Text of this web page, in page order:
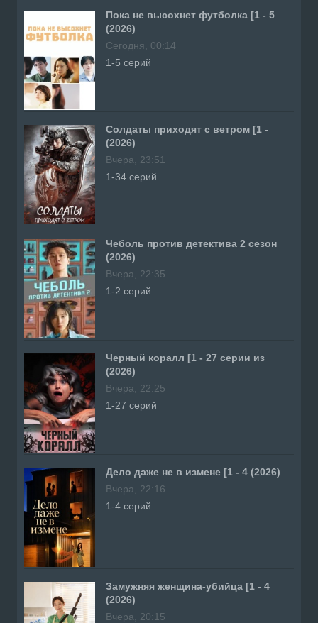
Пока не высохнет футболка [1 - 5
(2026)
Сегодня, 00:14
1-5 серий
Солдаты приходят с ветром [1 -
(2026)
Вчера, 23:51
1-34 серий
Чеболь против детектива 2 сезон
(2026)
Вчера, 22:35
1-2 серий
Черный коралл [1 - 27 серии из
(2026)
Вчера, 22:25
1-27 серий
Дело даже не в измене [1 - 4 (2026)
Вчера, 22:16
1-4 серий
Замужняя женщина-убийца [1 - 4
(2026)
Вчера, 20:15